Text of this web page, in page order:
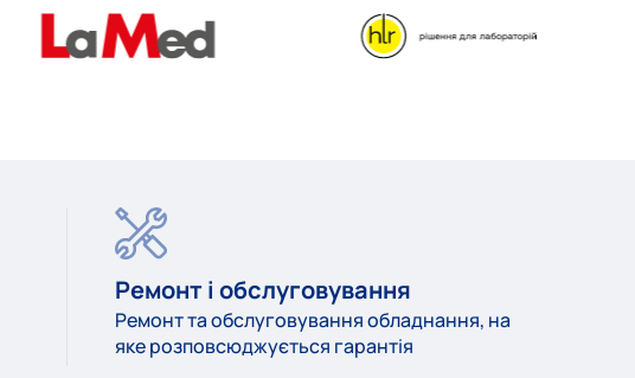
Ремонт і обслуговування
Ремонт та обслуговування обладнання, на
яке розповсюджується гарантія